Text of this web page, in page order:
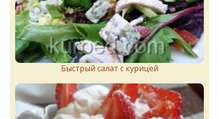
Быстрый салат с курицей